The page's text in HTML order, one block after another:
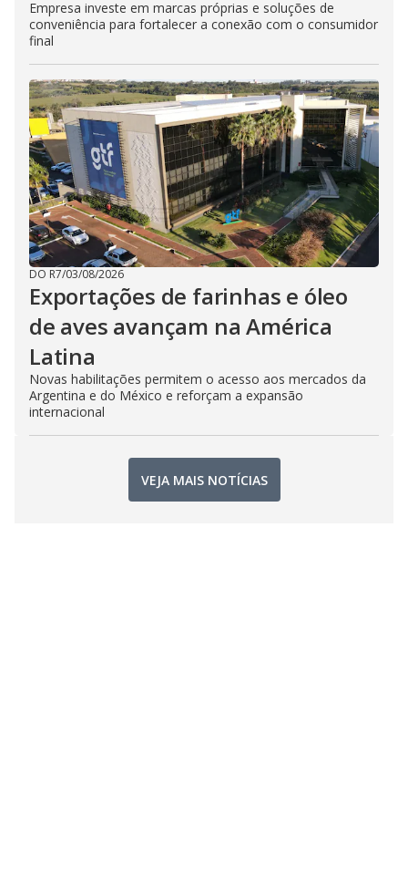
Empresa investe em marcas próprias e soluções de
conveniência para fortalecer a conexão com o consumidor
final
DO R7/03/08/2026
Exportações de farinhas e óleo
de aves avançam na América
Latina
Novas habilitações permitem o acesso aos mercados da
Argentina e do México e reforçam a expansão
internacional
VEJA MAIS NOTÍCIAS